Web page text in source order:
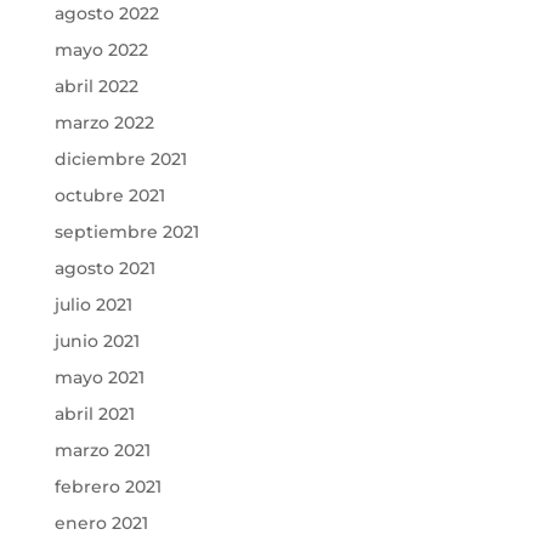
agosto 2022
mayo 2022
abril 2022
marzo 2022
diciembre 2021
octubre 2021
septiembre 2021
agosto 2021
julio 2021
junio 2021
mayo 2021
abril 2021
marzo 2021
febrero 2021
enero 2021